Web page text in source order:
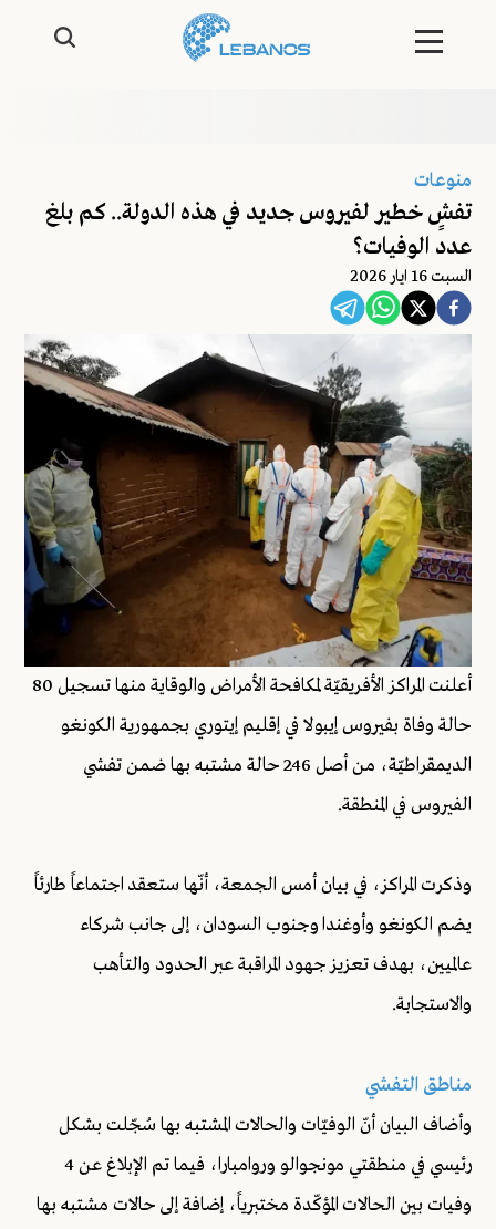
منوعات
تفشٍ خطير لفيروس جديد في هذه الدولة.. كم بلغ
عدد الوفيات؟
السبت 16 ايار 2026
أعلنت المراكز الأفريقيّة لمكافحة الأمراض والوقاية منها تسجيل 80
حالة وفاة بفيروس إيبولا في إقليم إيتوري بجمهورية الكونغو
الديمقراطيّة، من أصل 246 حالة مشتبه بها ضمن تفشي
الفيروس في المنطقة.
وذكرت المراكز، في بيان أمس الجمعة، أنّها ستعقد اجتماعاً طارئاً
يضم الكونغو وأوغندا وجنوب السودان، إلى جانب شركاء
عالميين، بهدف تعزيز جهود المراقبة عبر الحدود والتأهب
والاستجابة.
مناطق التفشي
وأضاف البيان أنّ الوفيّات والحالات المشتبه بها سُجّلت بشكل
رئيسي في منطقتي مونجوالو وروامبارا، فيما تم الإبلاغ عن 4
وفيات بين الحالات المؤكّدة مختبرياً، إضافة إلى حالات مشتبه بها